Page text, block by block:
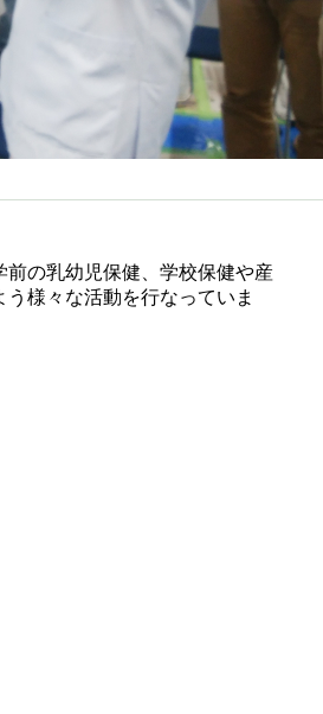
の乳幼児保健、学校保健や産
様々な活動を行なっていま